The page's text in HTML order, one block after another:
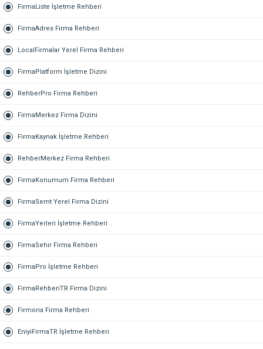
FirmaListe İşletme Rehberi
FirmaAdres Firma Rehberi
LocalFirmalar Yerel Firma Rehberi
FirmaPlatform İşletme Dizini
RehberPro Firma Rehberi
FirmaMerkez Firma Dizini
FirmaKaynak İşletme Rehberi
RehberMerkez Firma Rehberi
FirmaKonumum Firma Rehberi
FirmaSemt Yerel Firma Dizini
FirmaYerleri İşletme Rehberi
FirmaSehir Firma Rehberi
FirmaPro İşletme Rehberi
FirmaRehberiTR Firma Dizini
Firmoria Firma Rehberi
EniyiFirmaTR İşletme Rehberi